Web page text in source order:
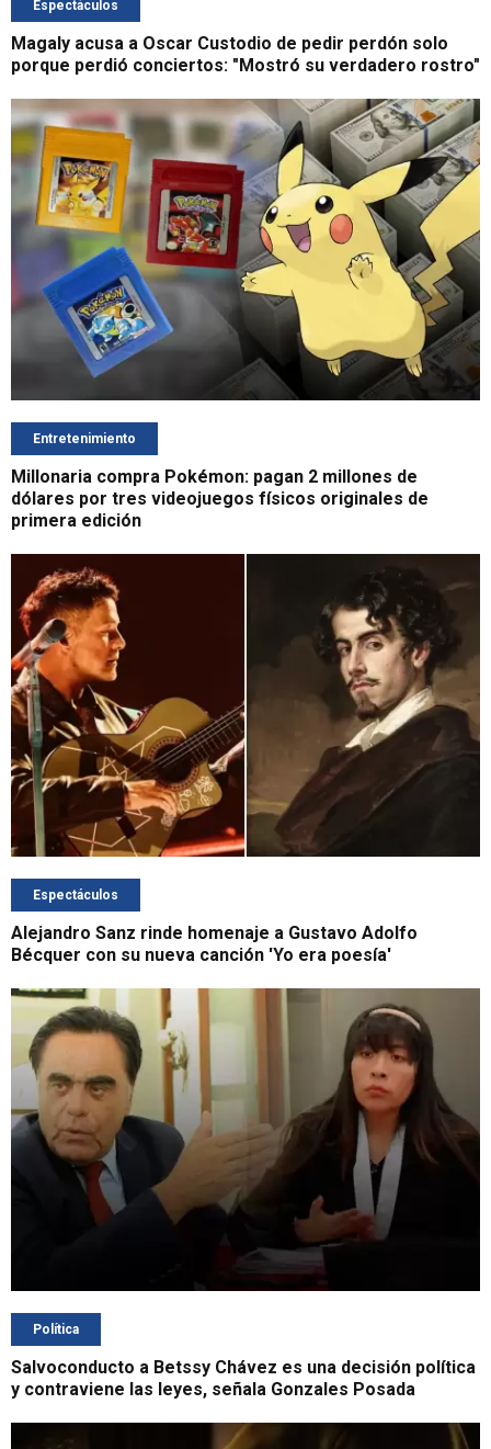
Espectáculos
Magaly acusa a Oscar Custodio de pedir perdón solo
porque perdió conciertos: "Mostró su verdadero rostro"
Entretenimiento
Millonaria compra Pokémon: pagan 2 millones de
dólares por tres videojuegos físicos originales de
primera edición
Espectáculos
Alejandro Sanz rinde homenaje a Gustavo Adolfo
Bécquer con su nueva canción 'Yo era poesía'
Política
Salvoconducto a Betssy Chávez es una decisión política
y contraviene las leyes, señala Gonzales Posada